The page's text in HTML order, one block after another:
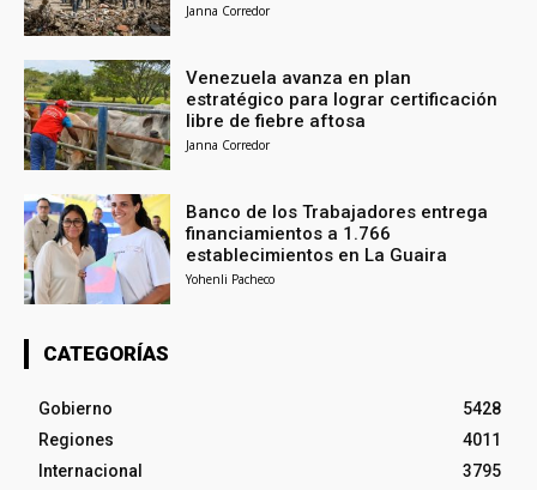
Janna Corredor
Venezuela avanza en plan
estratégico para lograr certificación
libre de fiebre aftosa
Janna Corredor
Banco de los Trabajadores entrega
financiamientos a 1.766
establecimientos en La Guaira
Yohenli Pacheco
CATEGORÍAS
Gobierno
5428
Regiones
4011
Internacional
3795